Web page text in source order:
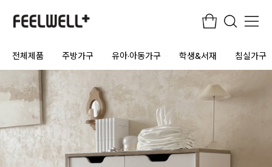
전체제품 주방가구 유아·아동가구 학생&서재 침실가구